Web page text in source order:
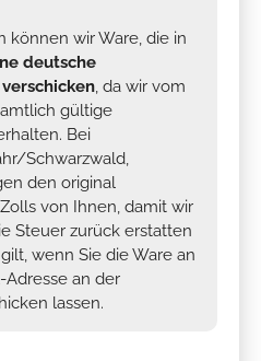
können wir Ware, die in
deutsche
, da wir vom
gültige
Bei
Schwarzwald,
den original
von Ihnen, damit wir
Steuer zurück erstatten
wenn Sie die Ware an
an der
lassen.